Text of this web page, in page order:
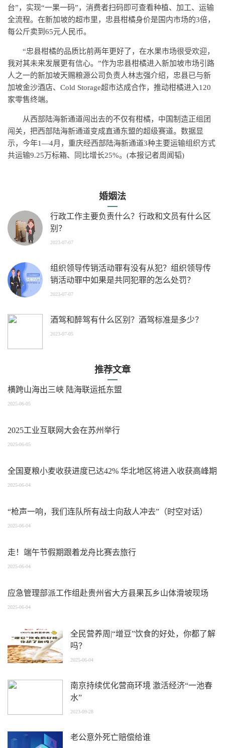
台”，实现“一果一码”，消费者扫码即可查看种植、加工、运输
全流程。在新加坡的超市里，忠县柑橘身价是国内市场的3倍，
每公斤卖到65元人民币。
“忠县柑橘的品质比前两年更好了，在水果市场很受欢迎，
我对其未来发展更有信心。”作为忠县柑橘进入新加坡市场引路
人之一的新加坡天赐粮源公司负责人林志强介绍，忠县已与新
加坡金沙酒店、Cold Storage超市达成合作，推动柑橘进入120
家零售终端。
从西部陆海新通道闯出去的不仅有柑橘，中国制造正组团
闯关，把西部陆海新通道变成直通东盟的超级赛道。数据显
示，今年1—4月，重庆经西部陆海新通道3种主要运输组织方式
共运输9.25万标箱、同比增长25%。(本报记者周闻韬)
婚姻法
行政工作主要负责什么？行政和文员有什么区
别？
2023-07-07
组织领导传销活动罪有没有从犯？组织领导传
销活动罪中如果是共同犯罪的怎么处罚？
2023-07-07
酒驾和醉驾有什么区别？酒驾标准是多少？
2023-07-05
推荐文章
横跨山海出三峡 陆海联运抵东盟
2025-06-05
2025工业互联网大会在苏州举行
2025-06-05
全国夏粮小麦收获进度已达42% 华北地区将进入收获高峰期
2025-06-04
“枪声一响，我们连队所有战士向敌人冲去”（时空对话）
2025-06-04
走！端午节假期跟着龙舟比赛去旅行
2025-06-04
应急管理部派工作组赴贵州省大方县果瓦乡山体滑坡现场
2025-06-04
全民营养周|“增豆”饮食的好处，你都了解
吗？
2025-06-04
南京持续优化营商环境 激活经济“一池春
水”
2023-09-28
老公意外死亡赔偿给谁